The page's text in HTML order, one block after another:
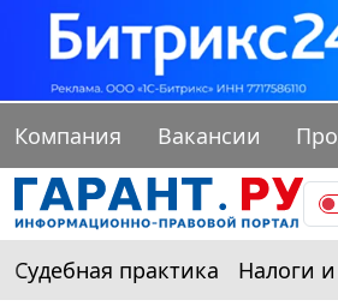
Компания Вакансии
Судебная практика Налоги